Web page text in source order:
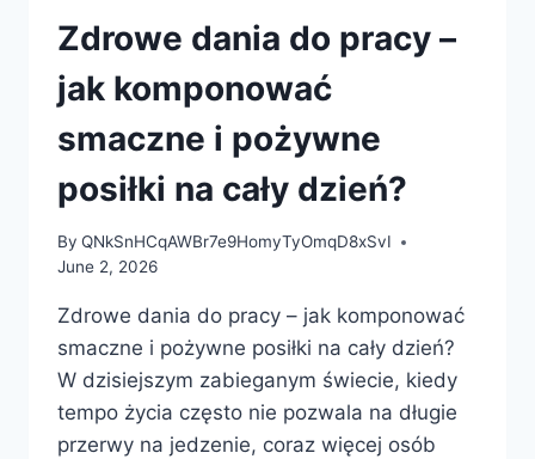
PRZYGOTOWAĆ,
BY
SMACZNE
ZDROWE?
Zdrowe dania do pracy –
jak komponować
smaczne i pożywne
posiłki na cały dzień?
By QNkSnHCqAWBr7e9HomyTyOmqD8xSvI
June 2, 2026
Zdrowe dania do pracy – jak komponować
smaczne i pożywne posiłki na cały dzień?
W dzisiejszym zabieganym świecie, kiedy
tempo życia często nie pozwala na długie
przerwy na jedzenie, coraz więcej osób